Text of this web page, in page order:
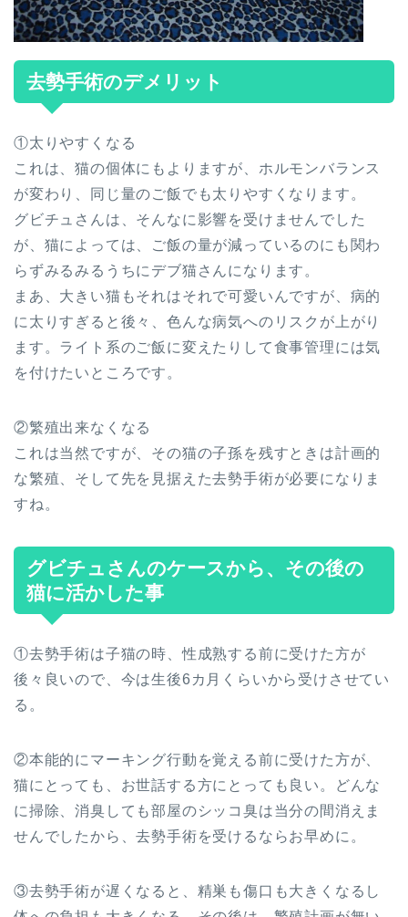
去勢手術のデメリット
①太りやすくなる
これは、猫の個体にもよりますが、ホルモンバランス
が変わり、同じ量のご飯でも太りやすくなります。
グビチュさんは、そんなに影響を受けませんでした
が、猫によっては、ご飯の量が減っているのにも関わ
らずみるみるうちにデブ猫さんになります。
まあ、大きい猫もそれはそれで可愛いんですが、病的
に太りすぎると後々、色んな病気へのリスクが上がり
ます。ライト系のご飯に変えたりして食事管理には気
を付けたいところです。
②繁殖出来なくなる
これは当然ですが、その猫の子孫を残すときは計画的
な繁殖、そして先を見据えた去勢手術が必要になりま
すね。
グビチュさんのケースから、その後の
猫に活かした事
①去勢手術は子猫の時、性成熟する前に受けた方が
後々良いので、今は生後6カ月くらいから受けさせてい
る。
②本能的にマーキング行動を覚える前に受けた方が、
猫にとっても、お世話する方にとっても良い。どんな
に掃除、消臭しても部屋のシッコ臭は当分の間消えま
せんでしたから、去勢手術を受けるならお早めに。
③去勢手術が遅くなると、精巣も傷口も大きくなるし